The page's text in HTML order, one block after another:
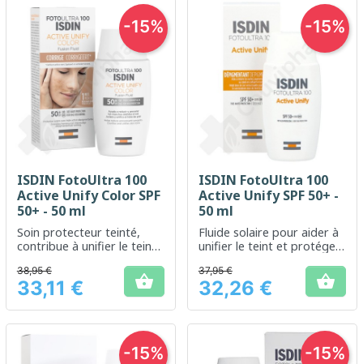
ISDIN FotoUltra 100
Active Unify Color SPF
50+ - 50 ml
Soin protecteur teinté,
contribue à unifier le teint
contre les UV.
Prix
38,95 €
33,11 € 
-15%
ISDIN FotoUltra 100
Active Unify SPF 50+ -
50 ml
Fluide solaire pour aider à
unifier le teint et protéger
Prix
37,95 €
32,26 € 
-15%
-15% -15%